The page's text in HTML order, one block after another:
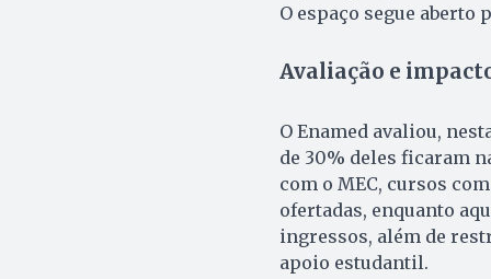
O espaço segue aberto
Avaliação e
O Enamed avaliou,
de 30% deles ficaram
com o MEC, cursos
ofertadas, enquanto
ingressos, além de
apoio estudantil.